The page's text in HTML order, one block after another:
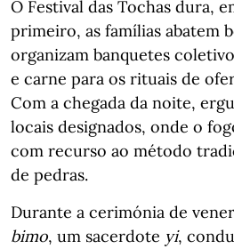
O Festival das Tochas dura,
primeiro, as famílias abatem
organizam banquetes
e carne para os rituais de
Com a chegada da noite,
locais designados, onde o
com recurso ao método
de pedras.
Durante a cerimónia de
bimo, um sacerdote yi,